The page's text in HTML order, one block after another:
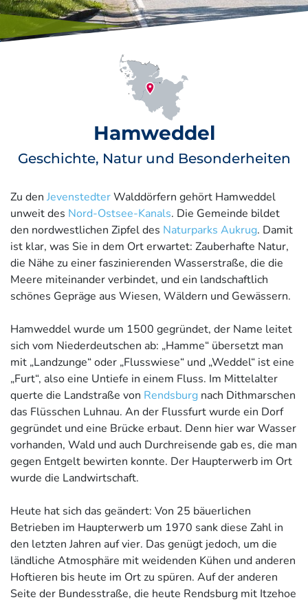
Hamweddel
Geschichte, Natur und Besonderheiten
Zu den JevenstedterWalddörfern gehört Hamweddel
unweit des Nord-Ostsee-Kanals. Die Gemeinde bildet
den nordwestlichen Zipfel des Naturparks Aukrug. Damit
ist klar, was Sie in dem Ort erwartet: Zauberhafte Natur,
die Nähe zu einer faszinierenden Wasserstraße, die die
Meere miteinander verbindet, und ein landschaftlich
schönes Gepräge aus Wiesen, Wäldern und Gewässern.
Hamweddel wurde um 1500 gegründet, der Name leitet
sich vom Niederdeutschen ab: „Hamme“ übersetzt man
mit „Landzunge“ oder „Flusswiese“ und „Weddel“ ist eine
„Furt“, also eine Untiefe in einem Fluss. Im Mittelalter
querte die Landstraße von Rendsburg nach Dithmarschen
das Flüsschen Luhnau. An der Flussfurt wurde ein Dorf
gegründet und eine Brücke erbaut. Denn hier war Wasser
vorhanden, Wald und auch Durchreisende gab es, die man
gegen Entgelt bewirten konnte. Der Haupterwerb im Ort
wurde die Landwirtschaft.
Heute hat sich das geändert: Von 25 bäuerlichen
Betrieben im Haupterwerb um 1970 sank diese Zahl in
den letzten Jahren auf vier. Das genügt jedoch, um die
ländliche Atmosphäre mit weidenden Kühen und anderen
Hoftieren bis heute im Ort zu spüren. Auf der anderen
Seite der Bundesstraße, die heute Rendsburg mit Itzehoe